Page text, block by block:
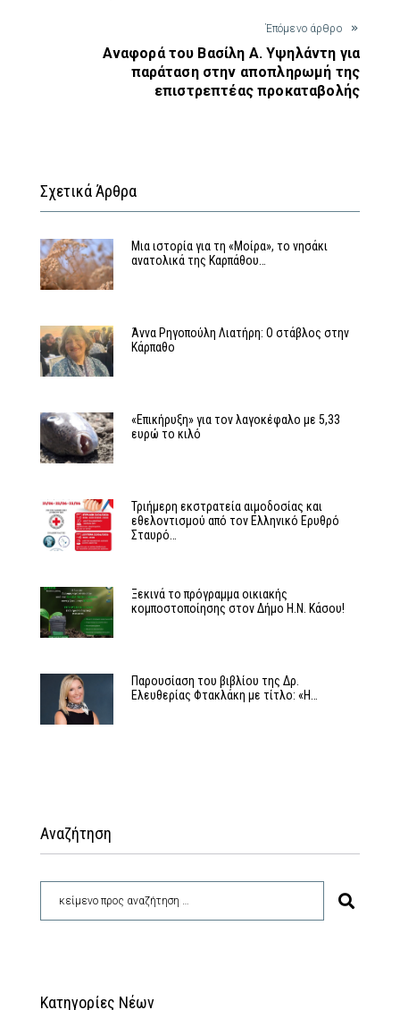
Έπόμενο άρθρο
Αναφορά του Βασίλη Α. Υψηλάντη για
παράταση στην αποπληρωμή της
επιστρεπτέας προκαταβολής
Σχετικά Άρθρα
Μια ιστορία για τη «Μοίρα», το νησάκι
ανατολικά της Καρπάθου…
Άννα Ρηγοπούλη Λιατήρη: Ο στάβλος στην
Κάρπαθο
«Επικήρυξη» για τον λαγοκέφαλο με 5,33
ευρώ το κιλό
Τριήμερη εκστρατεία αιμοδοσίας και
εθελοντισμού από τον Ελληνικό Ερυθρό
Σταυρό…
Ξεκινά το πρόγραμμα οικιακής
κομποστοποίησης στον Δήμο Η.Ν. Κάσου!
Παρουσίαση του βιβλίου της Δρ.
Ελευθερίας Φτακλάκη με τίτλο: «Η…
Αναζήτηση
Κατηγορίες Νέων